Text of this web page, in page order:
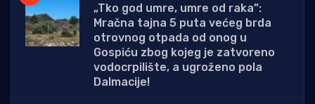
„Tko god umre, umre od raka”:
Mračna tajna 5 puta većeg brda
otrovnog otpada od onog u
Gospiću zbog kojeg je zatvoreno
vodocrpilište, a ugroženo pola
Dalmacije!